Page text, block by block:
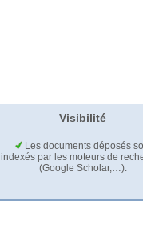
Visibilité
Les documents déposés
indexés par les moteurs de
(Google Scholar,…).